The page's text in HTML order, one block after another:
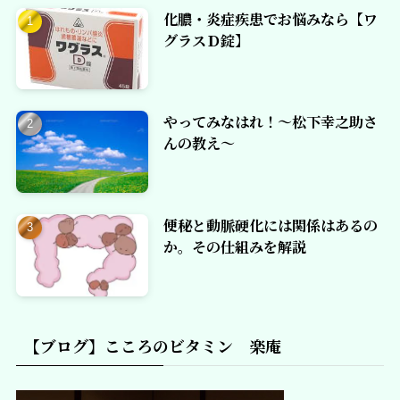
化膿・炎症疾患でお悩みなら【ワ
グラスＤ錠】
やってみなはれ！～松下幸之助さ
んの教え～
便秘と動脈硬化には関係はあるの
か。その仕組みを解説
【ブログ】こころのビタミン 楽庵